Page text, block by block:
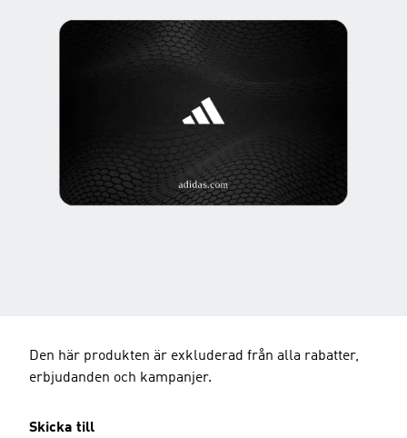
Den här produkten är exkluderad från alla rabatter,
erbjudanden och kampanjer.
Skicka till